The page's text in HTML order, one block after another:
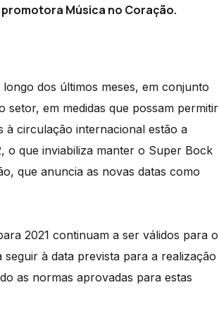
Música no Coração.
dos últimos meses, em conjunto
em medidas que possam permitir
à circulação internacional estão a
o que inviabiliza manter o Super Bock
que anuncia as novas datas como
2021 continuam a ser válidos para o
à data prevista para a realização
as normas aprovadas para estas